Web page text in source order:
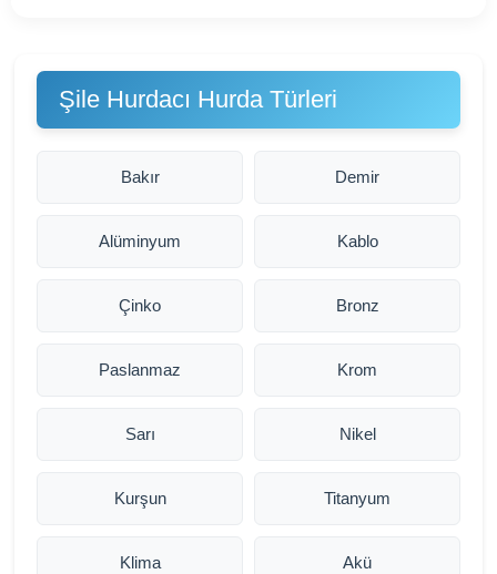
Şile Hurdacı Hurda Türleri
Bakır Demir
Alüminyum Kablo
Çinko Bronz
Paslanmaz Krom
Sarı Nikel
Kurşun Titanyum
Klima Akü